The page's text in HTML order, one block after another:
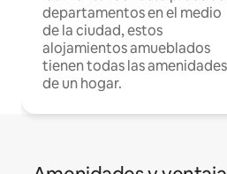
departamentos en el medio
de la ciudad, estos
alojamientos amueblados
tienen todas las amenidades
de un hogar.